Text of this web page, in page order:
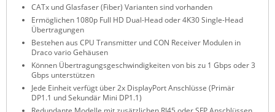
Westermo
Yuasa
ZPE Systems
News zu unseren Herstellern
CATx und Glasfaser (Fiber) Varianten sind vorhanden
Ermöglichen 1080p Full HD Dual-Head oder 4K30 Single-Head
Übertragungen
Bestehen aus CPU Transmitter und CON Receiver Modulen in
Draco vario Gehäusen
Können Übertragungsgeschwindigkeiten von bis zu 1 Gbps oder 3
Gbps unterstützen
Jede Einheit verfügt über 2x DisplayPort Anschlüsse (Primär
DP1.1 und Sekundär Mini DP1.1)